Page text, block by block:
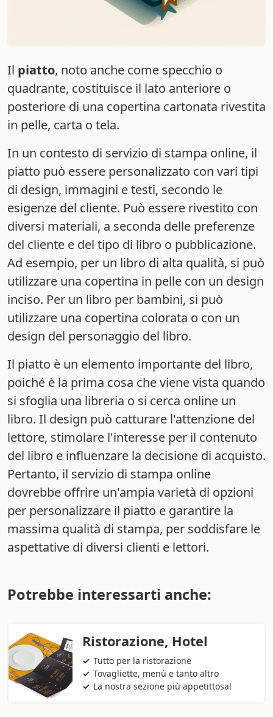
Il piatto, noto anche come specchio o
quadrante, costituisce il lato anteriore o
posteriore di una copertina cartonata rivestita
in pelle, carta o tela.
In un contesto di servizio di stampa online, il
piatto può essere personalizzato con vari tipi
di design, immagini e testi, secondo le
esigenze del cliente. Può essere rivestito con
diversi materiali, a seconda delle preferenze
del cliente e del tipo di libro o pubblicazione.
Ad esempio, per un libro di alta qualità, si può
utilizzare una copertina in pelle con un design
inciso. Per un libro per bambini, si può
utilizzare una copertina colorata o con un
design del personaggio del libro.
Il piatto è un elemento importante del libro,
poiché è la prima cosa che viene vista quando
si sfoglia una libreria o si cerca online un
libro. Il design può catturare l'attenzione del
lettore, stimolare l'interesse per il contenuto
del libro e influenzare la decisione di acquisto.
Pertanto, il servizio di stampa online
dovrebbe offrire un'ampia varietà di opzioni
per personalizzare il piatto e garantire la
massima qualità di stampa, per soddisfare le
aspettative di diversi clienti e lettori.
Potrebbe interessarti anche:
Ristorazione, Hotel
Tutto per la ristorazione
Tovagliette, menù e tanto altro
La nostra sezione più appetittosa!